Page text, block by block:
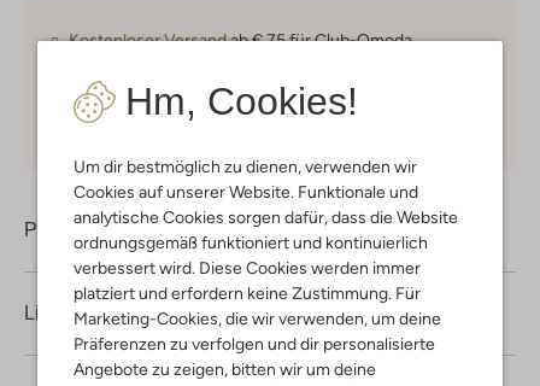
Hm, Cookies!
Um dir bestmöglich zu dienen, verwenden wir
Cookies auf unserer Website. Funktionale und
analytische Cookies sorgen dafür, dass die Website
ordnungsgemäß funktioniert und kontinuierlich
verbessert wird. Diese Cookies werden immer
platziert und erfordern keine Zustimmung. Für
Marketing-Cookies, die wir verwenden, um deine
Präferenzen zu verfolgen und dir personalisierte
Angebote zu zeigen, bitten wir um deine
Kostenloser Versandab € 75 für Club-Omoda
Kauf auf Rechnung 30 Tagen Rückgaberecht
Produktinformation
Lieferung & Rückgabe